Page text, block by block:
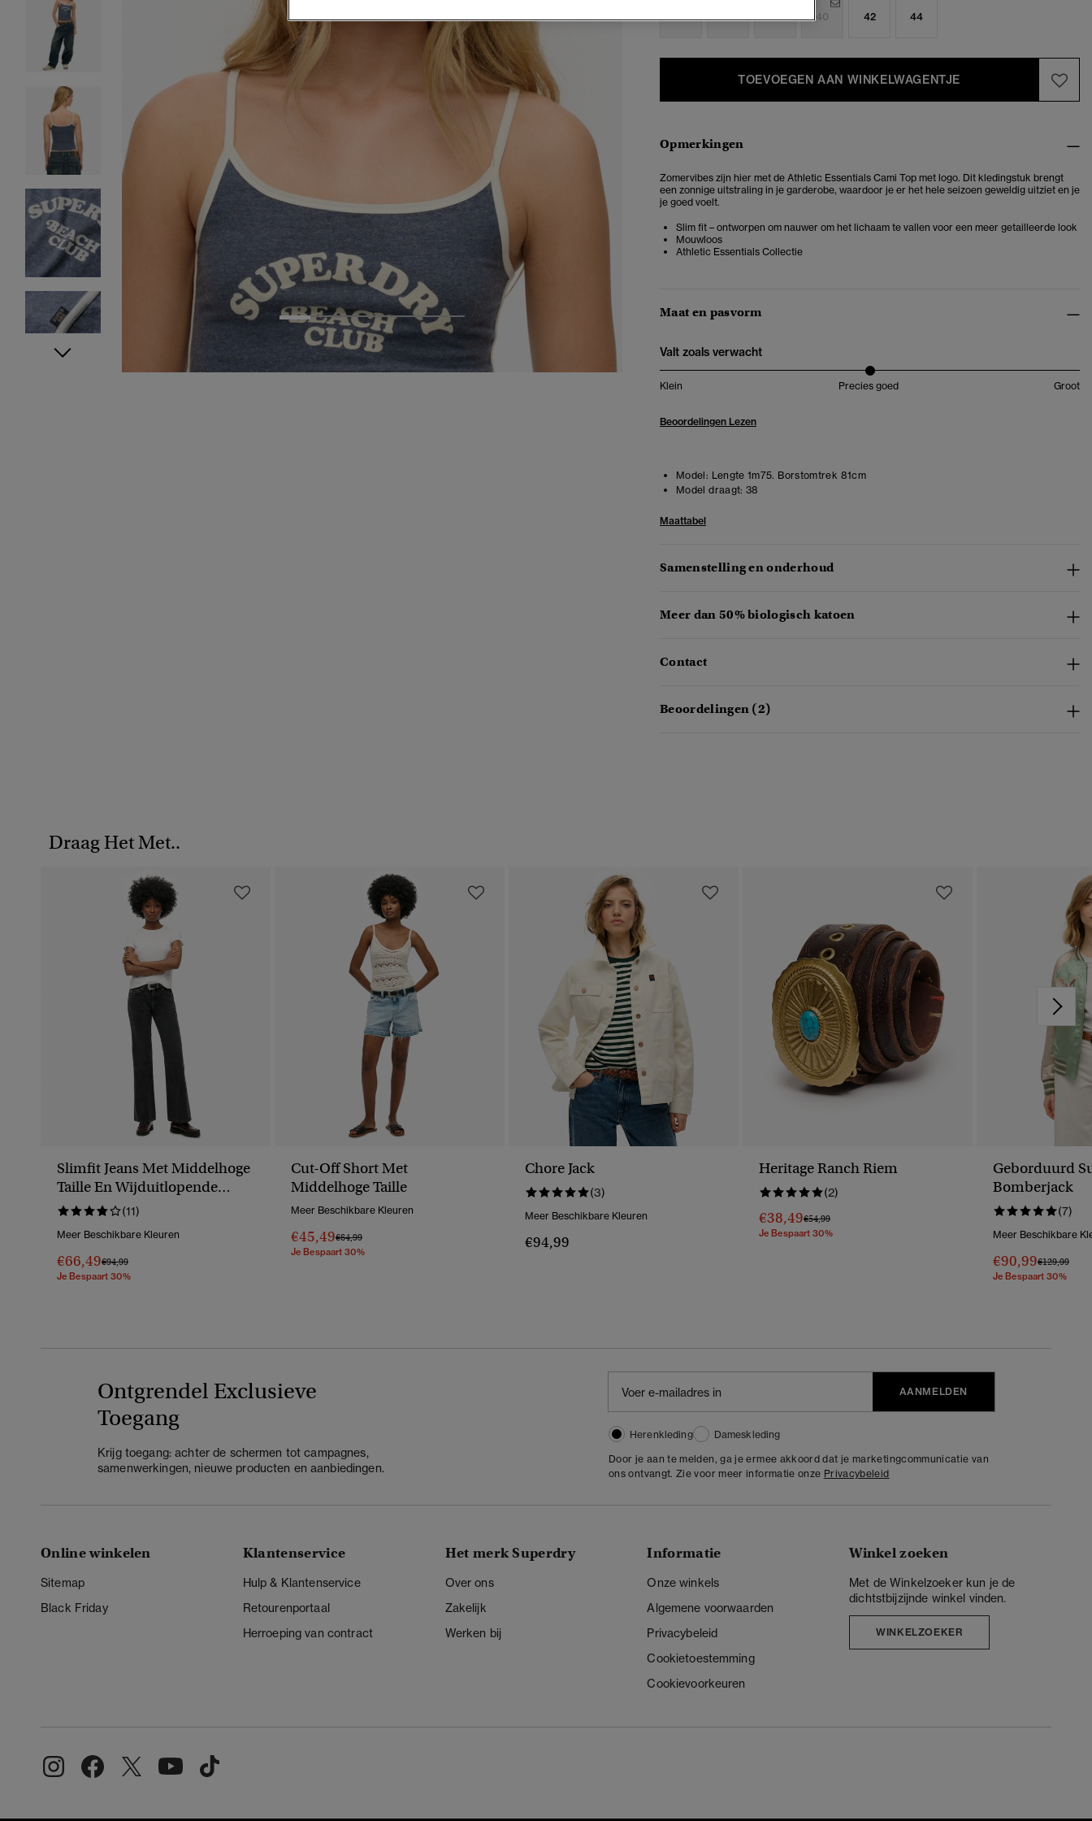
1 2 3 4 5 6
34 36 38 40 42 44
TOEVOEGEN AAN WINKELWAGENTJE
Opmerkingen
Zomervibes zijn hier met de Athletic Essentials Cami Top met logo. Dit kledingstuk brengt
een zonnige uitstraling in je garderobe, waardoor je er het hele seizoen geweldig uitziet en je
je goed voelt.
Slim fit – ontworpen om nauwer om het lichaam te vallen voor een meer getailleerde look
Mouwloos
Athletic Essentials Collectie
Maat en pasvorm
Valt zoals verwacht
Klein Precies goed Groot
Beoordelingen Lezen
Model: Lengte 1m75. Borstomtrek 81cm
Model draagt: 38
Maattabel
Samenstelling en onderhoud
Meer dan 50% biologisch katoen
Contact
Beoordelingen (2)
Draag Het Met..
Slimfit Jeans Met Middelhoge
Taille En Wijduitlopende
Pijpen
(11)
Meer Beschikbare Kleuren
€66,49Prijs Verlaagd Van
€94,99Naar
Je Bespaart 30%
Cut-Off Short Met
Middelhoge Taille
Meer Beschikbare Kleuren
€45,49Prijs Verlaagd Van
€64,99Naar
Je Bespaart 30%
Chore Jack
(3)
Meer Beschikbare Kleuren
€94,99
Heritage Ranch Riem
(2)
€38,49Prijs Verlaagd Van
€54,99Naar
Je Bespaart 30%
Geborduurd
Bomberjack
(7)
Meer Beschikbare
€90,99Prijs
€129,99Naar
Je Bespaart 30%
Ontgrendel Exclusieve
Toegang
Krijg toegang: achter de schermen tot campagnes,
samenwerkingen, nieuwe producten en aanbiedingen.
AANMELDEN
Herenkleding
Dameskleding
Door je aan te melden, ga je ermee akkoord dat je marketingcommunicatie van
ons ontvangt. Zie voor meer informatie onze Privacybeleid
Online winkelen
Sitemap
Black Friday
Klantenservice
Hulp & Klantenservice
Retourenportaal
Herroeping van contract
Het merk Superdry
Over ons
Zakelijk
Werken bij
Informatie
Onze winkels
Algemene voorwaarden
Privacybeleid
Cookietoestemming
Cookievoorkeuren
Winkel zoeken
Met de Winkelzoeker kun je de
dichtstbijzijnde winkel vinden.
WINKELZOEKER